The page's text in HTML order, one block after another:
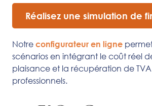
Réalisez une simulation de
Notre configurateur en ligne
scénarios en intégrant le coût réel
plaisance et la récupération de
professionnels.